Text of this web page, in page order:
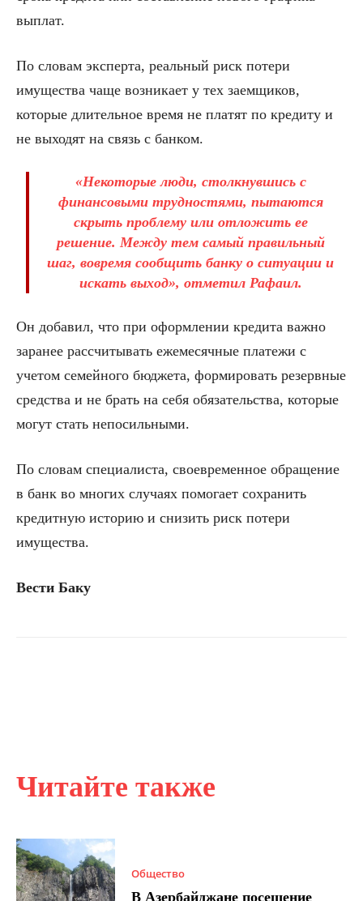
Читайте также
Общество
В Азербайджане посещение
выплат.
По словам эксперта, реальный риск потери
имущества чаще возникает у тех заемщиков,
которые длительное время не платят по кредиту и
не выходят на связь с банком.
«Некоторые люди, столкнувшись с
финансовыми трудностями, пытаются
скрыть проблему или отложить ее
решение. Между тем самый правильный
шаг, вовремя сообщить банку о ситуации и
искать выход», отметил Рафаил.
Он добавил, что при оформлении кредита важно
заранее рассчитывать ежемесячные платежи с
учетом семейного бюджета, формировать резервные
средства и не брать на себя обязательства, которые
могут стать непосильными.
По словам специалиста, своевременное обращение
в банк во многих случаях помогает сохранить
кредитную историю и снизить риск потери
имущества.
Вести Баку